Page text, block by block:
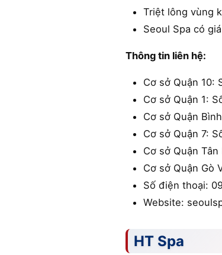
Triệt lông vùng
Seoul Spa có
Thông tin liên hệ:
Cơ sở Quận 10:
Cơ sở Quận 1:
Cơ sở Quận
Cơ sở Quận 7:
Cơ sở Quận
Cơ sở Quận Gò
Số điện thoại:
Website:
HT Spa